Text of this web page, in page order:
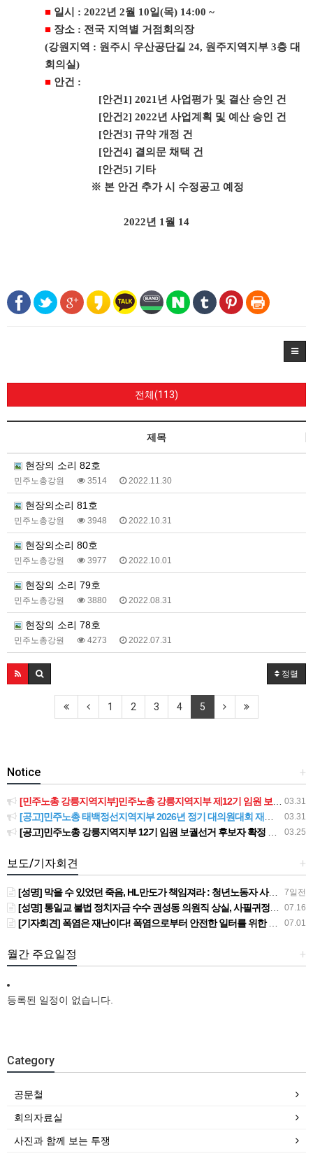
■ 일시 : 2022년 2월 10일(목) 14:00 ~
■ 장소 : 전국 지역별 거점회의장
(강원지역 : 원주시 우산공단길 24, 원주지역지부 3층 대
회의실)
■ 안건 :
[안건 1] 2021 년 사업평가 및 결산 승인 건
[안건2] 2022년 사업계획 및 예산 승인 건
[안건3] 규약 개정 건
[안건4] 결의문 채택 건
[안건5] 기타
※ 본 안건 추가 시 수정공고 예정
2022년 1 월 14
전체(113)
제목
현장의 소리 82호
민주노총강원 3514 2022.11.30
현장의소리 81호
민주노총강원 3948 2022.10.31
현장의소리 80호
민주노총강원 3977 2022.10.01
현장의 소리 79호
민주노총강원 3880 2022.08.31
현장의 소리 78호
민주노총강원 4273 2022.07.31
정렬
1 2 3 4 5
+
Notice
03.31
[민주노총 강릉지역지부]민주노총 강릉지역지부 제12기 임원 보궐선거결과 공고
03.31
[공고]민주노총 태백정선지역지부 2026년 정기 대의원대회 재소집 건
03.25
[공고]민주노총 강릉지역지부 12기 임원 보궐선거 후보자 확정 공고
+
보도/기자회견
7일전
[성명] 막을 수 있었던 죽음, HL만도가 책임져라 : 청년노동자 사망사고의 철저한 진상규명과 재발방지 대책 마련하라
07.16
[성명] 통일교 불법 정치자금 수수 권성동 의원직 상실, 사필귀정이다
07.01
[기자회견] 폭염은 재난이다! 폭염으로부터 안전한 일터를 위한 민주노총 강원지역본부 폭염감시단 선포 기자회견
+
월간 주요일정
등록된 일정이 없습니다.
Category
공문철
회의자료실
사진과 함께 보는 투쟁